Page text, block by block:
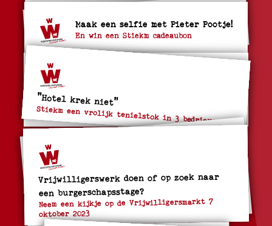
Maak een selfie met Pieter Pootje!
En win een Stiekm cadeaubon
"Hotel krek niet"
Stiekm een vrolijk tenielstok in 3 bedrieven
Vrijwilligerswerk doen of op zoek naar
een burgerschapsstage?
Neem een kijkje op de Vrijwilligersmarkt 7
oktober 2023